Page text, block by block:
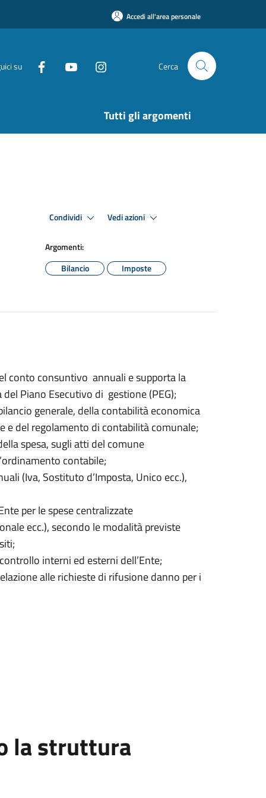
Accedi all'area personale
su Cerca
Tutti gli argomenti
Condividi Vedi azioni
Argomenti:
Bilancio
Imposte
conto consuntivo annuali e supporta la
Piano Esecutivo di gestione (PEG);
generale, della contabilità economica
e del regolamento di contabilità comunale;
spesa, sugli atti del comune
contabile;
(Iva, Sostituto d’Imposta, Unico ecc.),
per le spese centralizzate
ecc.), secondo le modalità previste
interni ed esterni dell’Ente;
alle richieste di rifusione danno per i
la struttura